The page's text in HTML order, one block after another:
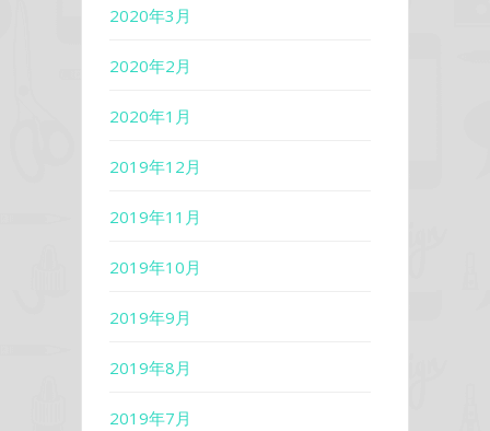
2020年3月
2020年2月
2020年1月
2019年12月
2019年11月
2019年10月
2019年9月
2019年8月
2019年7月